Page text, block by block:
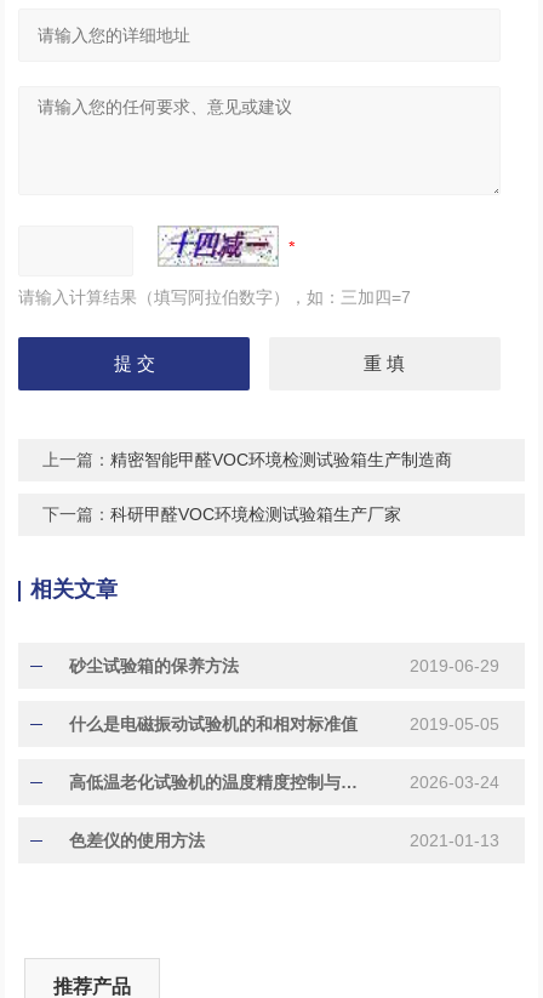
请输入计算结果（填写阿拉伯数字），如：三加四=7
上一篇：精密智能甲醛VOC环境检测试验箱生产制造商
下一篇：科研甲醛VOC环境检测试验箱生产厂家
相关文章
砂尘试验箱的保养方法 2019-06-29
什么是电磁振动试验机的和相对标准值 2019-05-05
高低温老化试验机的温度精度控制与长期稳定性保障 2026-03-24
色差仪的使用方法 2021-01-13
推荐产品